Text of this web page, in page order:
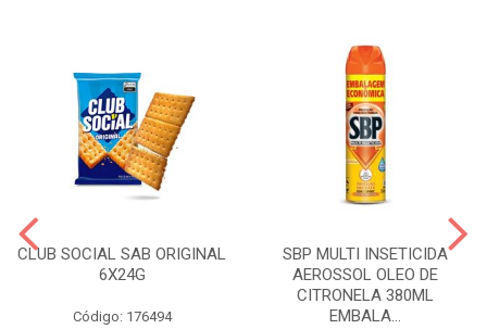
CLUB SOCIAL SAB ORIGINAL
6X24G
Código: 176494
SBP MULTI INSETICIDA
AEROSSOL OLEO DE
CITRONELA 380ML
EMBALA...